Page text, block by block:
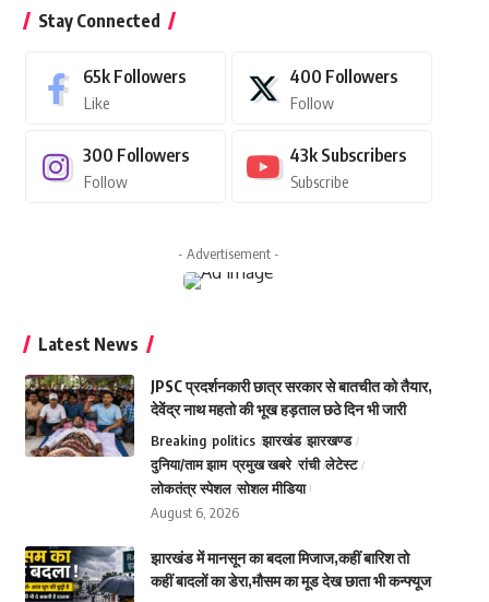
Stay Connected
65k Followers
Like
400 Followers
Follow
300 Followers
Follow
43k Subscribers
Subscribe
- Advertisement -
Latest News
JPSC प्रदर्शनकारी छात्र सरकार से बातचीत को तैयार,
देवेंद्र नाथ महतो की भूख हड़ताल छठे दिन भी जारी
Breaking politics झारखंड झारखण्ड
दुनिया/ताम झाम प्रमुख खबरे रांची लेटेस्ट
लोकतंत्र स्पेशल सोशल मीडिया
August 6, 2026
झारखंड में मानसून का बदला मिजाज,कहीं बारिश तो
कहीं बादलों का डेरा,मौसम का मूड देख छाता भी कन्फ्यूज